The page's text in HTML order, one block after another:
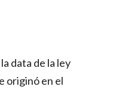
data de la ley
originó en el